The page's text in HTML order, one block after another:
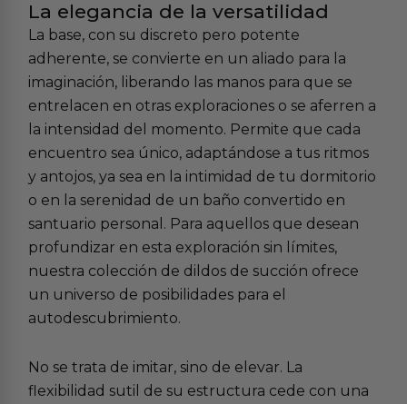
La elegancia de la versatilidad
La base, con su discreto pero potente
adherente, se convierte en un aliado para la
imaginación, liberando las manos para que se
entrelacen en otras exploraciones o se aferren a
la intensidad del momento. Permite que cada
encuentro sea único, adaptándose a tus ritmos
y antojos, ya sea en la intimidad de tu dormitorio
o en la serenidad de un baño convertido en
santuario personal. Para aquellos que desean
profundizar en esta exploración sin límites,
nuestra colección de dildos de succión ofrece
un universo de posibilidades para el
autodescubrimiento.
No se trata de imitar, sino de elevar. La
flexibilidad sutil de su estructura cede con una